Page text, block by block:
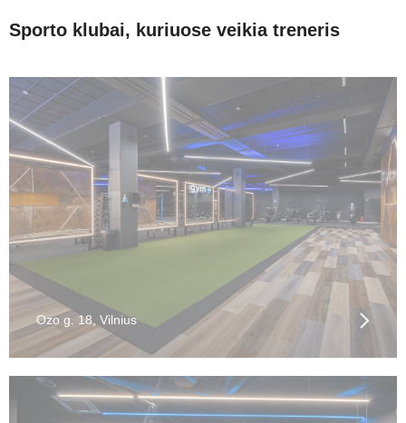
Sporto klubai, kuriuose veikia treneris
Ozo g. 18, Vilnius